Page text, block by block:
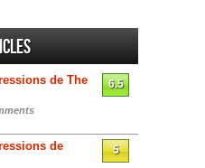
de The
6.5
de
5